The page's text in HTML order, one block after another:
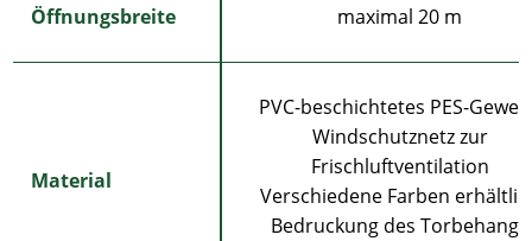
Öffnungsbreite maximal 20 m
Material
PVC-beschichtetes PES-
Windschutznetz zur
Frischluftventilation
Verschiedene Farben
Bedruckung des Torbehangs